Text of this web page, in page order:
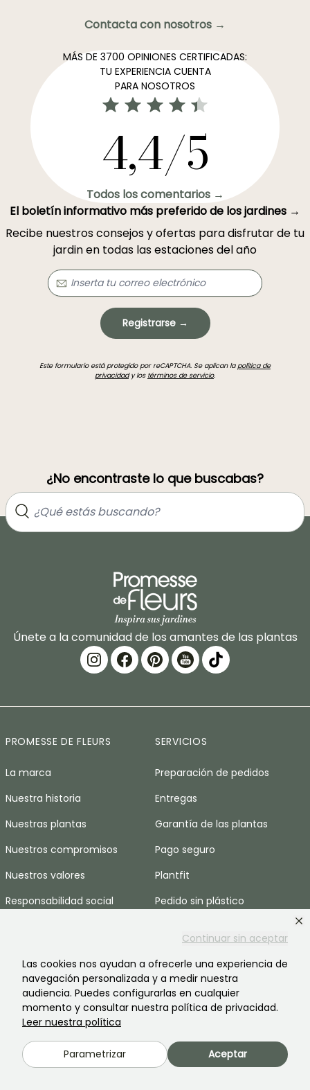
Continuar sin aceptar
Las cookies nos ayudan a ofrecerle una experiencia de
navegación personalizada y a medir nuestra
audiencia. Puedes configurarlas en cualquier
momento y consultar nuestra política de privacidad.
Leer nuestra política
Parametrizar Aceptar
Contacta con nosotros →
MÁS DE 3700 OPINIONES CERTIFICADAS:
TU EXPERIENCIA CUENTA
PARA NOSOTROS
4,4/5
Todos los comentarios →
El boletín informativo más preferido de los jardines →
Recibe nuestros consejos y ofertas para disfrutar de tu
jardin en todas las estaciones del año
Registrarse →
Este formulario está protegido por reCAPTCHA. Se aplican lapolítica de
privacidady los términos de servicio.
¿No encontraste lo que buscabas?
Únete a la comunidad de los amantes de las plantas
PROMESSE DE FLEURS
La marca
Nuestra historia
Nuestras plantas
Nuestros compromisos
Nuestros valores
Responsabilidad social
SERVICIOS
Preparación de pedidos
Entregas
Garantía de las plantas
Pago seguro
Plantfit
Pedido sin plástico
desperdicio
AYUDA & CONTACTOS
Preguntas frecuentes
IDIOMAS